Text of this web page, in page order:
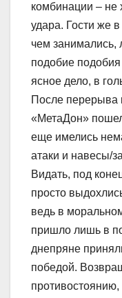
комбинации – не
удара. Гости же
чем занимались,
подобие
ясное дело, в
После перерыва
«МетаДон»
еще имелись
атаки и навесы/
Видать, под
просто
ведь в
пришло лишь в
днепряне
победой.
противостоянию,